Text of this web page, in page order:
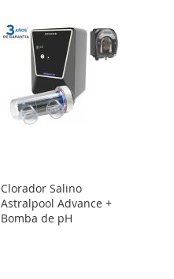
Clorador Salino
Astralpool Advance +
Bomba de pH